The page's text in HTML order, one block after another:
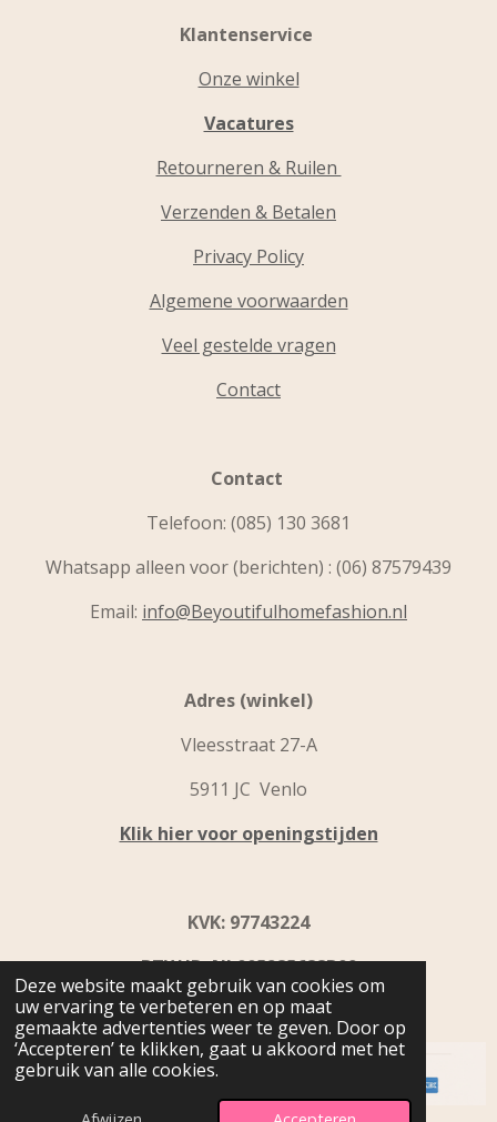
Deze website maakt gebruik van cookies om
uw ervaring te verbeteren en op maat
gemaakte advertenties weer te geven. Door op
‘Accepteren’ te klikken, gaat u akkoord met het
gebruik van alle cookies.
Klantenservice
Onze winkel
Vacatures
Retourneren & Ruilen
Verzenden & Betalen
Privacy Policy
Algemene voorwaarden
Veel gestelde vragen
Contact
Contact
Telefoon: (085) 130 3681
Whatsapp alleen voor (berichten) : (06) 87579439
Email: info@Beyoutifulhomefashion.nl
Adres (winkel)
Vleesstraat 27-A
5911 JC Venlo
Klik hier voor openingstijden
KVK: 97743224
BTW ID: NL005285688B09
IBAN: NL31 INGB0109 9867 92